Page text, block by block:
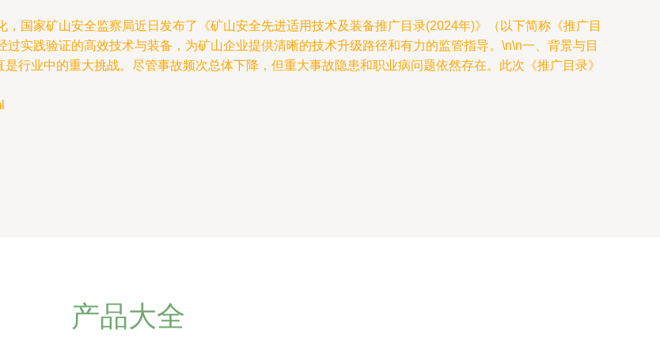
国家矿山安全监察局近日发布了《矿山安全先进适用技术及装备推广目录(2024年)》（以下简称《推广目
实践验证的高效技术与装备，为矿山企业提供清晰的技术升级路径和有力的监管指导。\n\n一、背景与目
行业中的重大挑战。尽管事故频次总体下降，但重大事故隐患和职业病问题依然存在。此次《推广目录》
产品大全